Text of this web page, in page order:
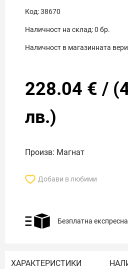
Код:38670
Наличност на склад:0 бр.
Наличност в магазинната
228.04 € / (
лв.)
Произв: Магнат
Добави в любими
Безплатна
ХАРАКТЕРИСТИКИ